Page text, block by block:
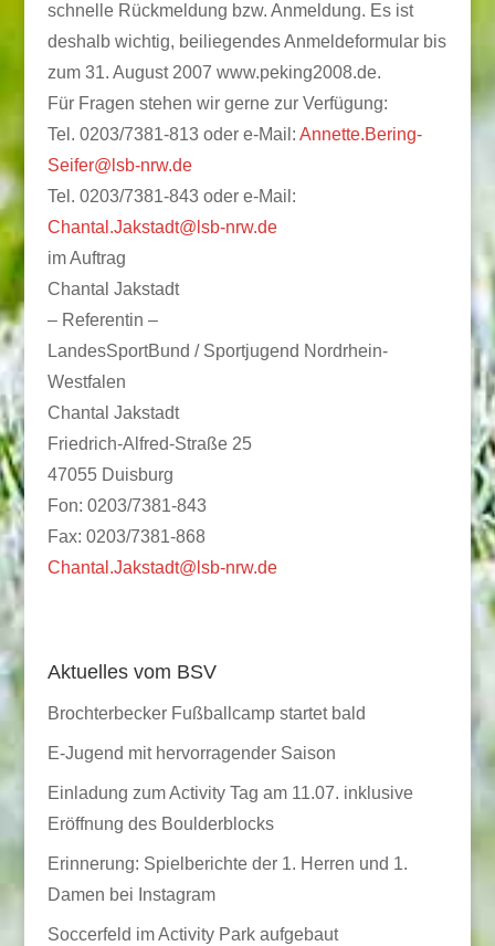
schnelle Rückmeldung bzw. Anmeldung. Es ist
deshalb wichtig, beiliegendes Anmeldeformular bis
zum 31. August 2007 www.peking2008.de.
Für Fragen stehen wir gerne zur Verfügung:
Tel. 0203/7381-813 oder e-Mail: Annette.Bering-
Seifer@lsb-nrw.de
Tel. 0203/7381-843 oder e-Mail:
Chantal.Jakstadt@lsb-nrw.de
im Auftrag
Chantal Jakstadt
– Referentin –
LandesSportBund / Sportjugend Nordrhein-
Westfalen
Chantal Jakstadt
Friedrich-Alfred-Straße 25
47055 Duisburg
Fon: 0203/7381-843
Fax: 0203/7381-868
Chantal.Jakstadt@lsb-nrw.de
Aktuelles vom BSV
Brochterbecker Fußballcamp startet bald
E-Jugend mit hervorragender Saison
Einladung zum Activity Tag am 11.07. inklusive
Eröffnung des Boulderblocks
Erinnerung: Spielberichte der 1. Herren und 1.
Damen bei Instagram
Soccerfeld im Activity Park aufgebaut